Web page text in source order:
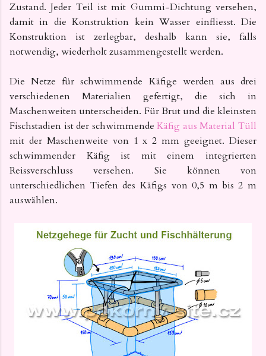
Zustand. Jeder Teil ist mit Gummi-Dichtung versehen,
damit in die Konstruktion kein Wasser einfliesst. Die
Konstruktion ist zerlegbar, deshalb kann sie, falls
notwendig, wiederholt zusammengestellt werden.
Die Netze für schwimmende Käfige werden aus drei
verschiedenen Materialien gefertigt, die sich in
Maschenweiten unterscheiden. Für Brut und die kleinsten
Fischstadien ist der schwimmendeKäfig aus Material Tüll
mit der Maschenweite von 1 x 2 mm geeignet. Dieser
schwimmender Käfig ist mit einem integrierten
Reissverschluss versehen. Sie können von
unterschiedlichen Tiefen des Käfigs von0,5 m bis 2 m
auswählen.